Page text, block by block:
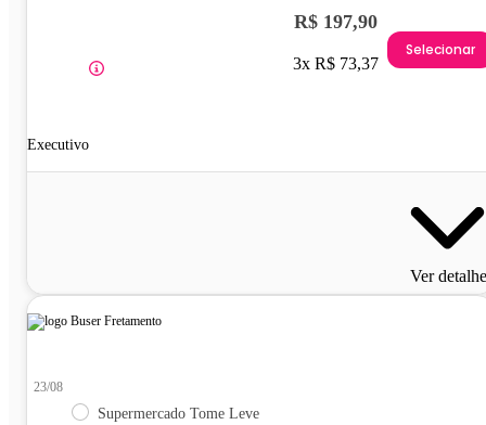
Executivo
R$ 197,90
3x R$ 73,37
Selecionar
Ver
23/08
Supermercado Tome Leve